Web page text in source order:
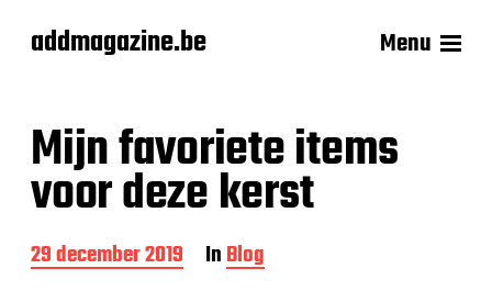
addmagazine.be Menu
Mijn favoriete items
voor deze kerst
B
e
29 december 2019 InBlog